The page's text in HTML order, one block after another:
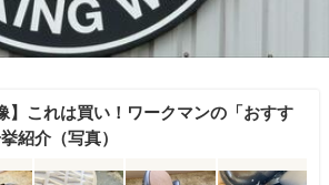
】これは買い！ワークマンの「おすす
紹介（写真）